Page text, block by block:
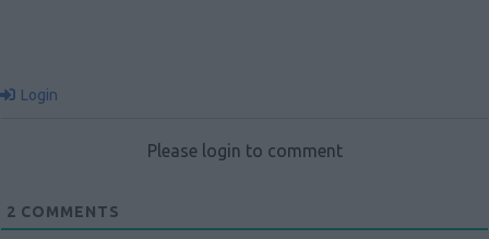
Login
Please login to comment
2 COMMENTS